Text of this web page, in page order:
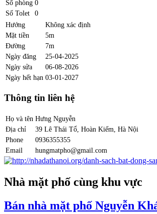
Số phòng 0
Số Tolet
0
Hướng
Không xác định
Mặt tiền
5m
Đường
7m
Ngày đăng
25-04-2025
Ngày sửa
06-08-2026
Ngày hết hạn 03-01-2027
Thông tin liên hệ
Họ và tên Hưng Nguyễn
Địa chỉ
39 Lê Thái Tổ, Hoàn Kiếm, Hà Nội
Phone
0936355355
Email
hungmatpho@gmail.com
Nhà mặt phố cùng khu vực
Bán nhà mặt phố Nguyễn